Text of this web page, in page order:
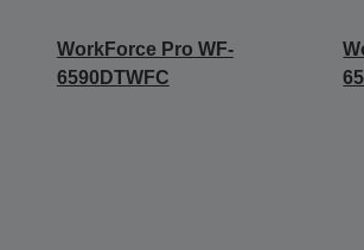
WorkForce Pro WF-
6590DTWFC